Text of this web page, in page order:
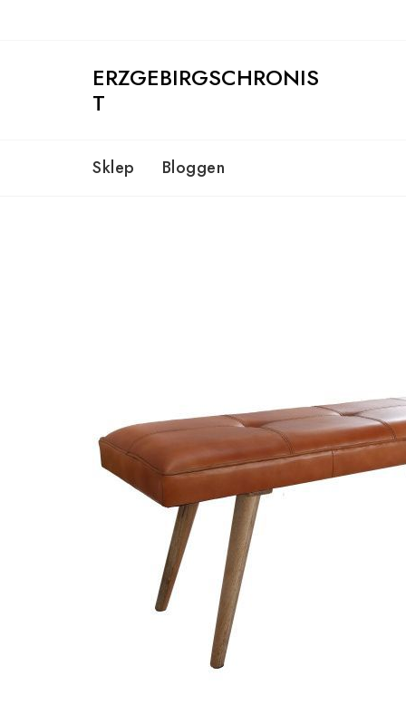
ERZGEBIRGSCHRONIS
T
Sklep Bloggen